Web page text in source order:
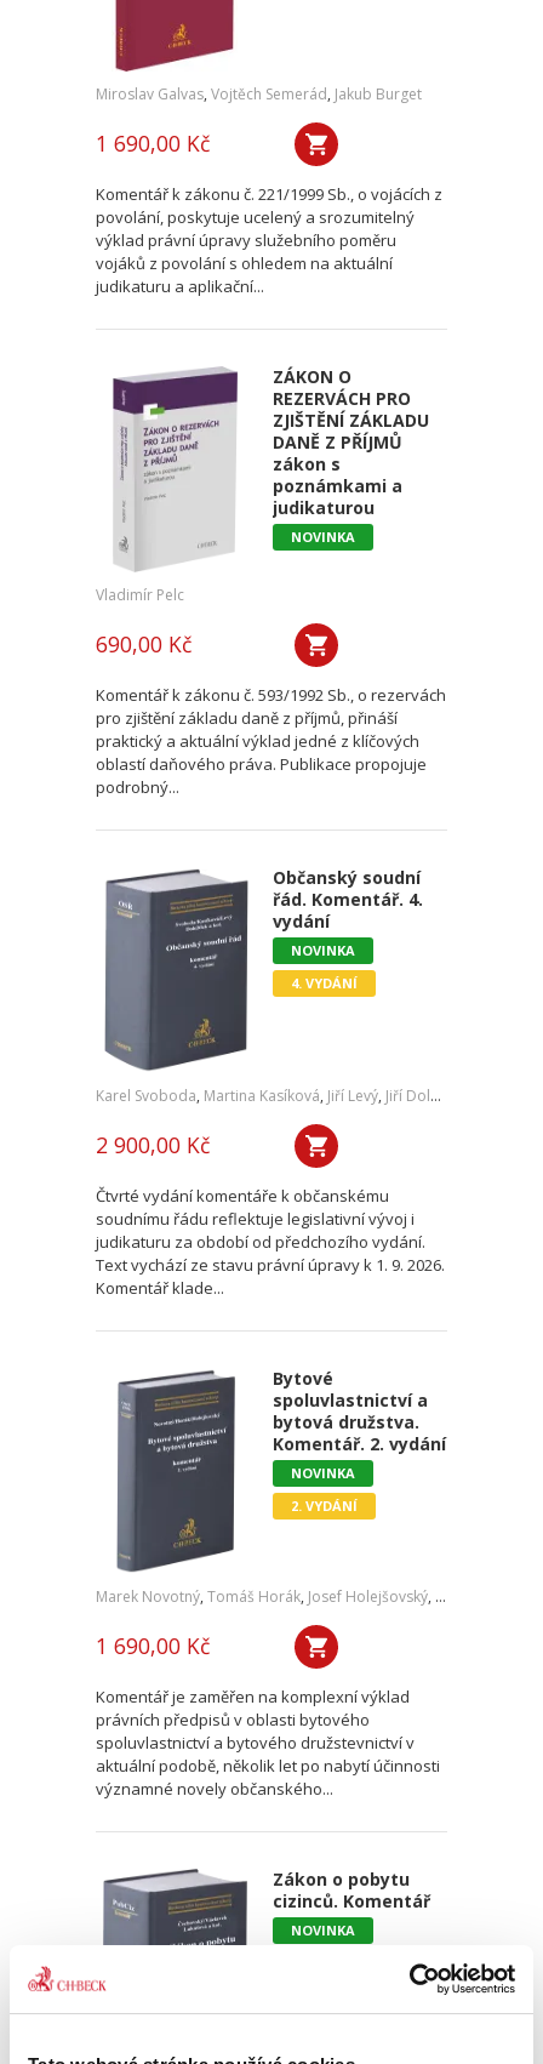
Miroslav Galvas, Vojtěch Semerád, Jakub Burget
1 690,00 Kč
Komentář k zákonu č. 221/1999 Sb., o vojácích z
povolání, poskytuje ucelený a srozumitelný
výklad právní úpravy služebního poměru
vojáků z povolání s ohledem na aktuální
judikaturu a aplikační...
ZÁKON O
REZERVÁCH PRO
ZJIŠTĚNÍ ZÁKLADU
DANĚ Z PŘÍJMŮ
zákon s
poznámkami a
judikaturou
NOVINKA
Vladimír Pelc
690,00 Kč
Komentář k zákonu č. 593/1992 Sb., o rezervách
pro zjištění základu daně z příjmů, přináší
praktický a aktuální výklad jedné z klíčových
oblastí daňového práva. Publikace propojuje
podrobný...
Občanský soudní
řád. Komentář. 4.
vydání
NOVINKA
4. VYDÁNÍ
Karel Svoboda, Martina Kasíková, Jiří Levý, Jiří Doležílek
2 900,00 Kč
Čtvrté vydání komentáře k občanskému
soudnímu řádu reflektuje legislativní vývoj i
judikaturu za období od předchozího vydání.
Text vychází ze stavu právní úpravy k 1. 9. 2026.
Komentář klade...
Bytové
spoluvlastnictví a
bytová družstva.
Komentář. 2. vydání
NOVINKA
2. VYDÁNÍ
Marek Novotný, Tomáš Horák, Josef Holejšovský, Jaroslav Oehm
1 690,00 Kč
Komentář je zaměřen na komplexní výklad
právních předpisů v oblasti bytového
spoluvlastnictví a bytového družstevnictví v
aktuální podobě, několik let po nabytí účinnosti
významné novely občanského...
Zákon o pobytu
cizinců. Komentář
NOVINKA